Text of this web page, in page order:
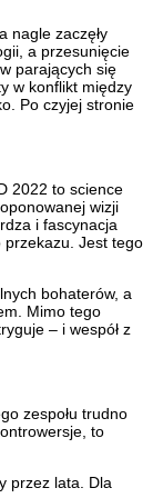
nagle zaczęły
a przesunięcie
parających się
w konflikt między
Po czyjej stronie
2022 to science
wizji
i fascynacja
przekazu. Jest tego
bohaterów, a
Mimo tego
– i wespół z
zespołu trudno
to
przez lata. Dla